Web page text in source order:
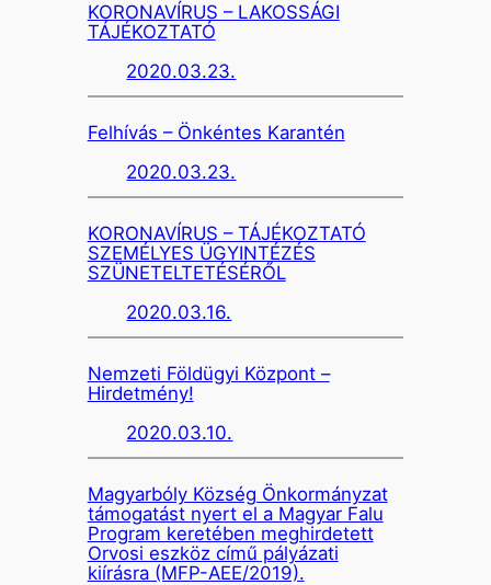
KORONAVÍRUS – LAKOSSÁGI
TÁJÉKOZTATÓ
2020.03.23.
Felhívás – Önkéntes Karantén
2020.03.23.
KORONAVÍRUS – TÁJÉKOZTATÓ
SZEMÉLYES ÜGYINTÉZÉS
SZÜNETELTETÉSÉRŐL
2020.03.16.
Nemzeti Földügyi Központ –
Hirdetmény!
2020.03.10.
Magyarbóly Község Önkormányzat
támogatást nyert el a Magyar Falu
Program keretében meghirdetett
Orvosi eszköz című pályázati
kiírásra (MFP-AEE/2019).